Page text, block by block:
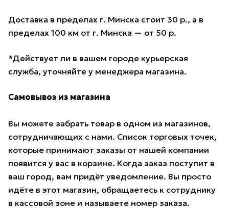
Доставка в пределах г. Минска стоит 30 р., а в
пределах 100 км от г. Минска — от 50 р.
*Действует ли в вашем городе курьерская
служба, уточняйте у менеджера магазина.
Самовывоз из магазина
Вы можете забрать товар в одном из магазинов,
сотрудничающих с нами. Список торговых точек,
которые принимают заказы от нашей компании
появится у вас в корзине. Когда заказ поступит в
ваш город, вам придёт уведомление. Вы просто
идёте в этот магазин, обращаетесь к сотруднику
в кассовой зоне и называете номер заказа.